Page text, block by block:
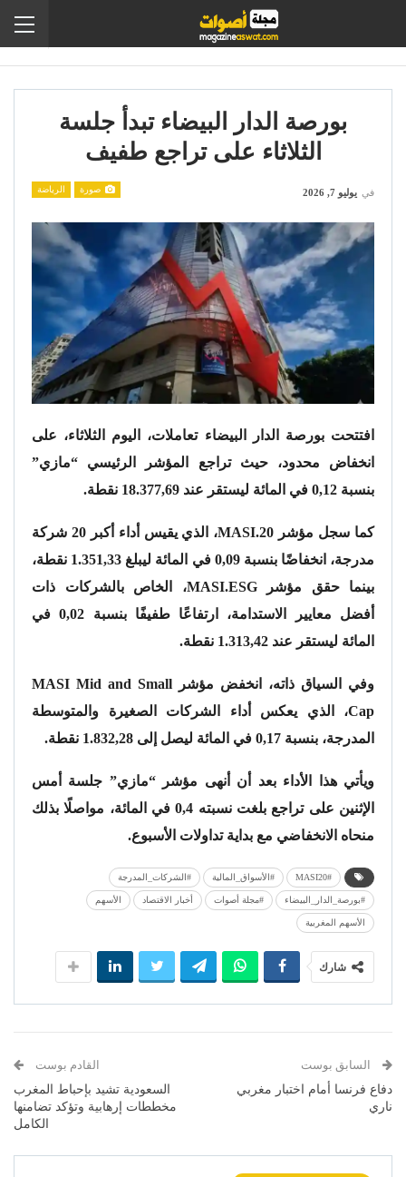
بورصة الدار البيضاء تبدأ جلسة
الثلاثاء على تراجع طفيف
صورة الرياضة في يوليو 7, 2026
افتتحت بورصة الدار البيضاء تعاملات، اليوم الثلاثاء، على
انخفاض محدود، حيث تراجع المؤشر الرئيسي “مازي”
بنسبة 0,12 في المائة ليستقر عند 18.377,69 نقطة.
كما سجل مؤشر MASI.20، الذي يقيس أداء أكبر 20 شركة
مدرجة، انخفاضًا بنسبة 0,09 في المائة ليبلغ 1.351,33 نقطة،
بينما حقق مؤشر MASI.ESG، الخاص بالشركات ذات
أفضل معايير الاستدامة، ارتفاعًا طفيفًا بنسبة 0,02 في
المائة ليستقر عند 1.313,42 نقطة.
وفي السياق ذاته، انخفض مؤشر MASI Mid and Small
Cap، الذي يعكس أداء الشركات الصغيرة والمتوسطة
المدرجة، بنسبة 0,17 في المائة ليصل إلى 1.832,28 نقطة.
ويأتي هذا الأداء بعد أن أنهى مؤشر “مازي” جلسة أمس
الإثنين على تراجع بلغت نسبته 0,4 في المائة، مواصلًا بذلك
منحاه الانخفاضي مع بداية تداولات الأسبوع.
#MASI20 #الأسواق_المالية #الشركات_المدرجة
#بورصة_الدار_البيضاء #مجلة أصوات أخبار الاقتصاد الأسهم
الأسهم المغربية
شارك
السابق بوست
دفاع فرنسا أمام اختبار مغربي
ناري
القادم بوست
السعودية تشيد بإحباط المغرب
مخططات إرهابية وتؤكد تضامنها
الكامل